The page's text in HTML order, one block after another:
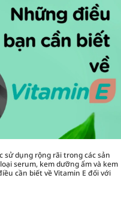
sử dụng rộng rãi trong các sản
serum, kem dưỡng ẩm và kem
cần biết về Vitamin E đối với